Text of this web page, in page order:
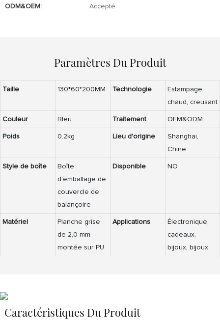
ODM&OEM: Accepté
Paramètres Du Produit
Taille 130*60*200MM Technologie
Estampage
chaud, creusant
Couleur Bleu Traitement OEM&ODM
Poids 0.2kg Lieu d'origine
Shanghai,
Chine
Style de boîte
Boîte
d'emballage de
couvercle de
balançoire
Disponible NO
Matériel
Planche grise
de 2,0 mm
montée sur PU
Applications
Électronique,
cadeaux,
bijoux, bijoux
Caractéristiques Du Produit